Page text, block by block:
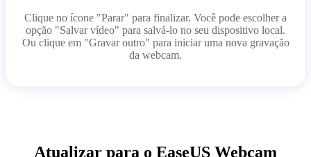
Clique no ícone "Parar" para finalizar. Você pode escolher a
opção "Salvar vídeo" para salvá-lo no seu dispositivo local.
Ou clique em "Gravar outro" para iniciar uma nova gravação
da webcam.
Atualizar para o EaseUS Webcam